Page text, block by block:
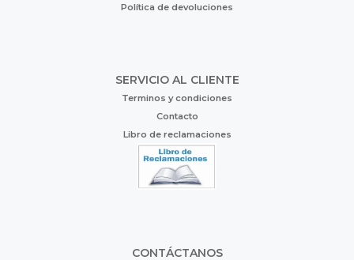
Política de devoluciones
SERVICIO AL CLIENTE
Terminos y condiciones
Contacto
Libro de reclamaciones
CONTÁCTANOS